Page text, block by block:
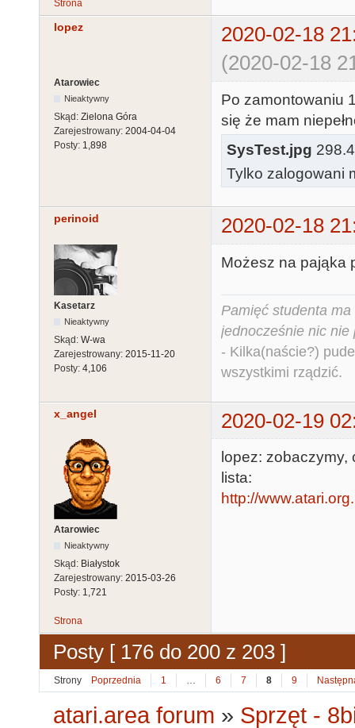
Strona
lopez
2020-02-18
(2020-02-18
Atarowiec
Nieaktywny
Skąd: Zielona Góra
Zarejestrowany: 2004-04-04
Posty: 1,898
Po zamontowaniu
się że mam
SysTest.jpg
Tylko zalogowani
perinoid 2020-02-18
Kasetarz
Nieaktywny
Skąd: W-wa
Zarejestrowany: 2015-11-20
Posty: 4,106
Możesz na pająka
Pamięć studenta
jednocześnie nic nie
- Kilka(naście?)
wszystkimi rządzić.
x_angel 2020-02-19
Atarowiec
Nieaktywny
Skąd: Białystok
Zarejestrowany: 2015-03-26
Posty: 1,721
lopez: zobaczymy,
lista:
http://
Strona
Posty [ 176 do 200 z 203 ]
Strony Poprzednia 1 … 6 7 8 9
atari.area forum » Sprzęt -